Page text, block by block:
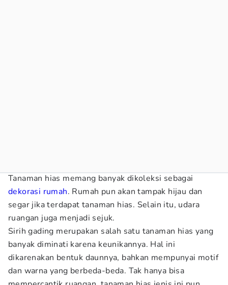
Tanaman hias memang banyak dikoleksi sebagai
dekorasi rumah. Rumah pun akan tampak hijau dan
segar jika terdapat tanaman hias. Selain itu, udara
ruangan juga menjadi sejuk.
Sirih gading merupakan salah satu tanaman hias yang
banyak diminati karena keunikannya. Hal ini
dikarenakan bentuk daunnya, bahkan mempunyai motif
dan warna yang berbeda-beda. Tak hanya bisa